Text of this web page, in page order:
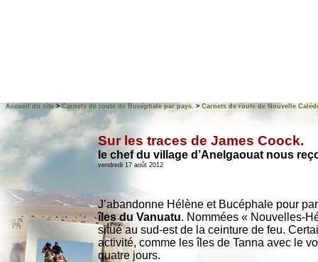
Accueil du site>Carnets de route de Bucéphale par pays. > Carnets de route de Nouvelle
Sur les traces de James Coock.
le chef du village d’Anelgaouat nous
vendredi 17 août 2012
J’abandonne Hélène et Bucéphale pour
îles du Vanuatu. Nommées « Nouvelles-
situé au sud-est de la ceinture de feu.
activité, comme les îles de Tanna avec le
quatre jours.